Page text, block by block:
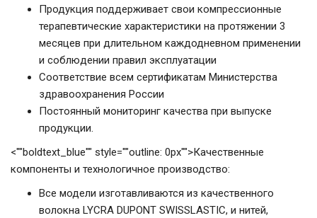
Продукция поддерживает свои компрессионные
терапевтические характеристики на протяжении 3
месяцев при длительном каждодневном применении
и соблюдении правил эксплуатации
Соответствие всем сертификатам Министерства
здравоохранения России
Постоянный мониторинг качества при выпуске
продукции.
<""boldtext_blue"" style=""outline: 0px"">Качественные
компоненты и технологичное производство:
Все модели изготавливаются из качественного
волокна LYCRA DUPONT SWISSLASTIC, и нитей,